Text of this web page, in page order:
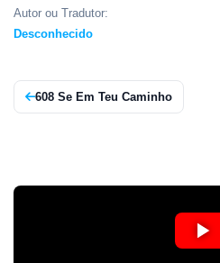
MUSICAL
DOC
PLAYBACK
Autor ou Tradutor:
Desconhecido
608 Se Em Teu Caminho